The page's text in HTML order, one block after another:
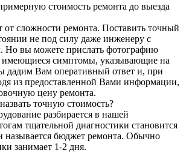
стоимость ремонта до выезда
от сложности ремонта. Поставить точный
не под силу даже инженеру с
вы можете прислать фотографию
имеющиеся симптомы, указывающие на
дадим Вам оперативный ответ и, при
из предоставленной Вами информации,
цену ремонта.
точную стоимость?
разбирается в нашей
тщательной диагностики становится
называется бюджет ремонта. Обычно
занимает 1-2 дня.